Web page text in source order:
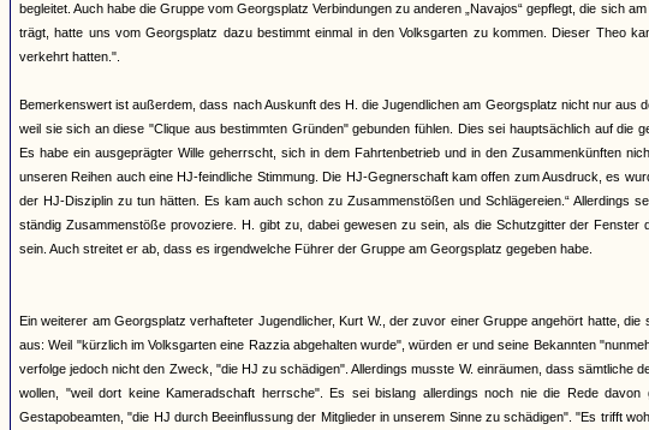
begleitet. Auch habe die Gruppe vom Georgsplatz Verbindungen zu anderen „Navajos“ gepflegt, die sich
trägt, hatte uns vom Georgsplatz dazu bestimmt einmal in den Volksgarten zu kommen. Dieser Theo
verkehrt hatten.".
Bemerkenswert ist außerdem, dass nach Auskunft des H. die Jugendlichen am Georgsplatz nicht nur aus
weil sie sich an diese "Clique aus bestimmten Gründen" gebunden fühlen. Dies sei hauptsächlich auf die
Es habe ein ausgeprägter Wille geherrscht, sich in dem Fahrtenbetrieb und in den Zusammenkünften
unseren Reihen auch eine HJ-feindliche Stimmung. Die HJ-Gegnerschaft kam offen zum Ausdruck, es
der HJ-Disziplin zu tun hätten. Es kam auch schon zu Zusammenstößen und Schlägereien.“ Allerdings
ständig Zusammenstöße provoziere. H. gibt zu, dabei gewesen zu sein, als die Schutzgitter der
sein. Auch streitet er ab, dass es irgendwelche Führer der Gruppe am Georgsplatz gegeben habe.
Ein weiterer am Georgsplatz verhafteter Jugendlicher, Kurt W., der zuvor einer Gruppe angehört hatte,
aus: Weil "kürzlich im Volksgarten eine Razzia abgehalten wurde", würden er und seine Bekannten
verfolge jedoch nicht den Zweck, "die HJ zu schädigen". Allerdings musste W. einräumen, dass sämtliche
wollen, "weil dort keine Kameradschaft herrsche". Es sei bislang allerdings noch nie die Rede
Gestapobeamten, "die HJ durch Beeinflussung der Mitglieder in unserem Sinne zu schädigen". "Es trifft